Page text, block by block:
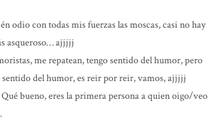
odio con todas mis fuerzas las moscas, casi no hay
asqueroso… ajjjjj
me repatean, tengo sentido del humor, pero
sentido del humor, es reir por reir, vamos, ajjjjj
bueno, eres la primera persona a quien oigo/veo